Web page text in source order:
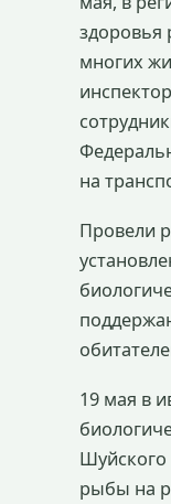
здоровья
многих
на
Провели
19 мая в
Шуйского
рыбы на